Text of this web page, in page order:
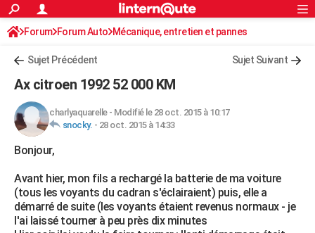
ACTUALITÉS
Politique
Société
Faits Divers
Education
Monde
Villes
+
FINANCE
Retraite
Impôts
Epargne
Immobilier
Risques naturels par ville
Banque
Assurance
Crédit
AUTO
Essais
Réserver un essai
Citadines
Berlines
SUV
Forum auto
+HIGH-TECH
Mobiles
Meilleur smartphone
Internet
Ordinateurs
Jeux vidéo
Guide high-tech
+BRICOLAGE
Forum
Aménagement intérieur
Extérieur
Cuisine
Salle de bains
Jardinage
Rangement
WEEK-END
Rechercher
S'inscrire
Connexion
Forum Forum Auto Mécanique, entretien et pannes
Sujet Précédent Sujet Suivant
Ax citroen 1992 52 000 KM
charlyaquarelle- Modifié le 28 oct. 2015 à 10:17
snocky. - 28 oct. 2015 à 14:33
Bonjour,
Avant hier, mon fils a rechargé la batterie de ma voiture
(tous les voyants du cadran s'éclairaient) puis, elle a
démarré de suite (les voyants étaient revenus normaux - je
l'ai laissé tourner à peu près dix minutes